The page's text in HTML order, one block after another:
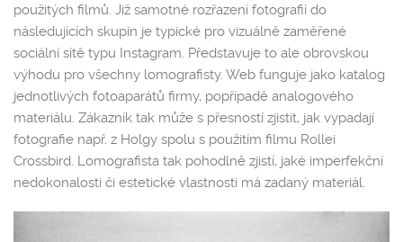
použitých filmů. Již samotné rozřazení fotografií do
následujících skupin je typické pro vizuálně zaměřené
sociální sítě typu Instagram. Představuje to ale obrovskou
výhodu pro všechny lomografisty. Web funguje jako katalog
jednotlivých fotoaparátů firmy, popřípadě analogového
materiálu. Zákazník tak může s přesností zjistit, jak vypadají
fotografie např. z Holgy spolu s použitím filmu Rollei
Crossbird. Lomografista tak pohodlně zjistí, jaké imperfekční
nedokonalosti či estetické vlastnosti má zadaný materiál.